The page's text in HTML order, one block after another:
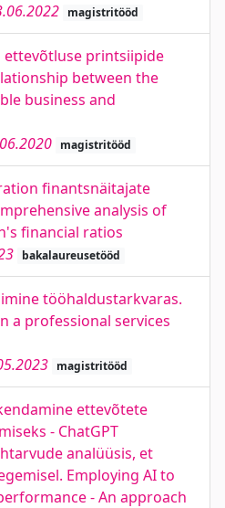
magistritööd
printsiipide
between the
business and
magistritööd
finantsnäitajate
analysis of
financial ratios
bakalaureusetööd
tööhaldustarkvaras.
a professional services
magistritööd
ettevõtete
- ChatGPT
analüüsis, et
Employing AI to
- An approach